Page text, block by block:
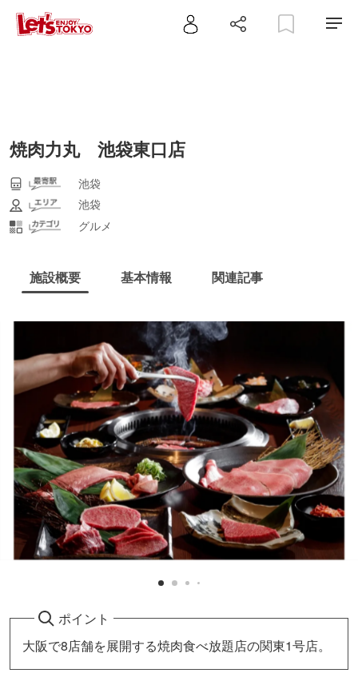
焼肉力丸 池袋東口店
池袋
池袋
グルメ
施設概要 基本情報 関連記事
ポイント
大阪で8店舗を展開する焼肉食べ放題店の関東1号店。